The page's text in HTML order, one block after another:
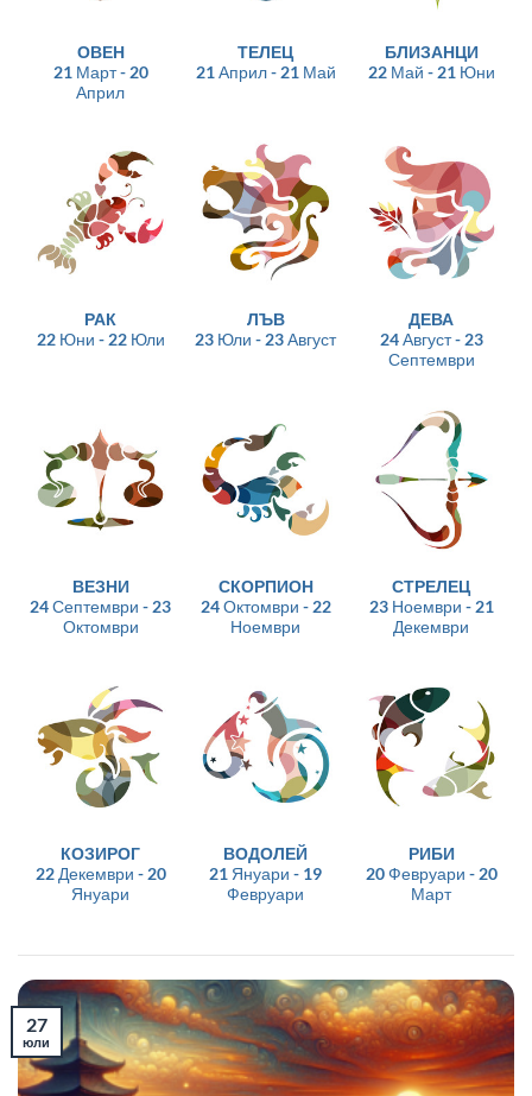
ОВЕН
21 Март - 20
Април
ТЕЛЕЦ
21 Април - 21 Май
БЛИЗАНЦИ
22 Май - 21 Юни
РАК
22 Юни - 22 Юли
ЛЪВ
23 Юли - 23 Август
ДЕВА
24 Август - 23
Септември
ВЕЗНИ
24 Септември - 23
Октомври
СКОРПИОН
24 Октомври - 22
Ноември
СТРЕЛЕЦ
23 Ноември - 21
Декември
КОЗИРОГ
22 Декември - 20
Януари
ВОДОЛЕЙ
21 Януари - 19
Февруари
РИБИ
20 Февруари - 20
Март
27
юли